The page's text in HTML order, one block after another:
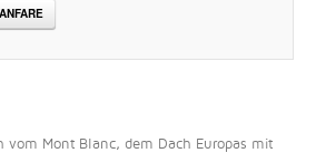
vom Mont Blanc, dem Dach Europas mit